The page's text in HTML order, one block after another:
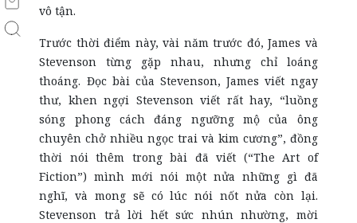
vô tận.
Trước thời điểm này, vài năm trước đó, James và
Stevenson từng gặp nhau, nhưng chỉ loáng
thoáng. Đọc bài của Stevenson, James viết ngay
thư, khen ngợi Stevenson viết rất hay, “luồng
sóng phong cách đáng ngưỡng mộ của ông
chuyên chở nhiều ngọc trai và kim cương”, đồng
thời nói thêm trong bài đã viết (“The Art of
Fiction”) mình mới nói một nửa những gì đã
nghĩ, và mong sẽ có lúc nói nốt nửa còn lại.
Stevenson trả lời hết sức nhún nhường, mời